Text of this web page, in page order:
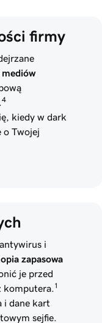
firmy
4
kiedy w dark
o Twojej
i
zapasowa
je przed
komputera. 1
i dane kart
sejfie.